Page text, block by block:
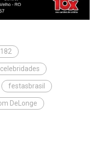
celebridades
festasbrasil
DeLonge